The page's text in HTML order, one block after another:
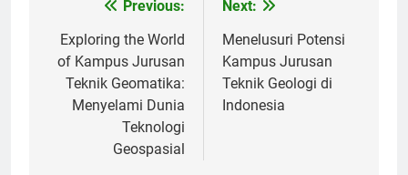
navigation
Previous:
Exploring the World
of Kampus Jurusan
Teknik Geomatika:
Menyelami Dunia
Teknologi
Geospasial
Next:
Menelusuri Potensi
Kampus Jurusan
Teknik Geologi di
Indonesia